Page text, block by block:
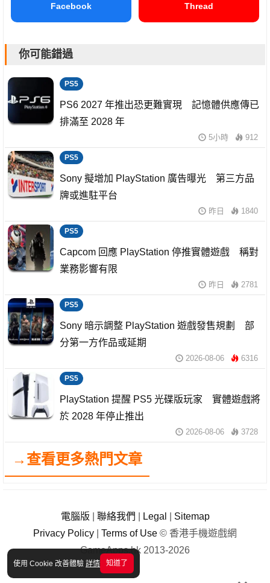
使用 Cookie 改善體驗 詳情 知道了
Facebook Thread
你可能錯過
PS5
PS6 2027 年推出恐更難實現 記憶體供應傳已
排滿至 2028 年
5小時 912
PS5
Sony 擬增加 PlayStation 廣告曝光 第三方品
牌或進駐平台
昨日 1840
PS5
Capcom 回應 PlayStation 停推實體遊戲 稱對
業務影響有限
昨日 2781
PS5
Sony 暗示調整 PlayStation 遊戲發售規劃 部
分第一方作品或延期
2026-08-06 6316
PS5
PlayStation 提醒 PS5 光碟版玩家 實體遊戲將
於 2028 年停止推出
2026-08-06 3728
→查看更多熱門文章
電腦版 聯絡我們 Legal
Sitemap
Privacy Policy
Terms of Use © 香港手機遊戲網
GameApps.hk 2013-2026